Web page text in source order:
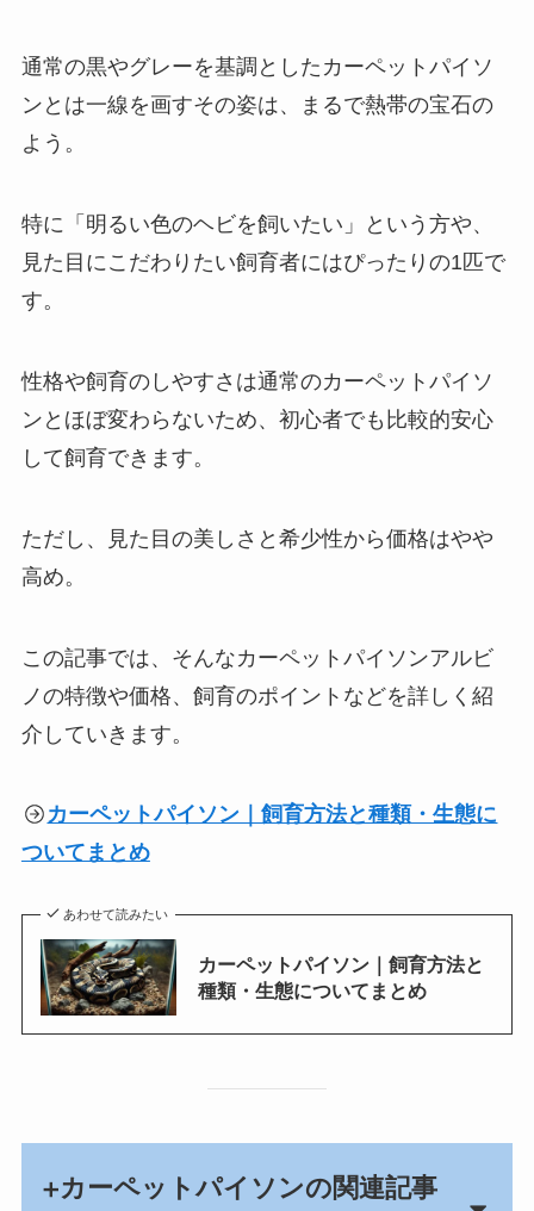
通常の黒やグレーを基調としたカーペットパイソ
ンとは一線を画すその姿は、まるで熱帯の宝石の
よう。
特に「明るい色のヘビを飼いたい」という方や、
見た目にこだわりたい飼育者にはぴったりの1匹で
す。
性格や飼育のしやすさは通常のカーペットパイソ
ンとほぼ変わらないため、初心者でも比較的安心
して飼育できます。
ただし、見た目の美しさと希少性から価格はやや
高め。
この記事では、そんなカーペットパイソンアルビ
ノの特徴や価格、飼育のポイントなどを詳しく紹
介していきます。
カーペットパイソン｜飼育方法と種類・生態に
ついてまとめ
あわせて読みたい
カーペットパイソン｜飼育方法と
種類・生態についてまとめ
➕カーペットパイソンの関連記事